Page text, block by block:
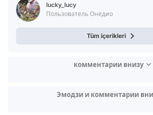
lucky_lucy
Пользователь Онедио
Tüm içerikleri
комментарии внизу
Эмодзи и комментарии